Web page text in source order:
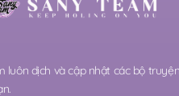
luôn dịch và cập nhật các bộ